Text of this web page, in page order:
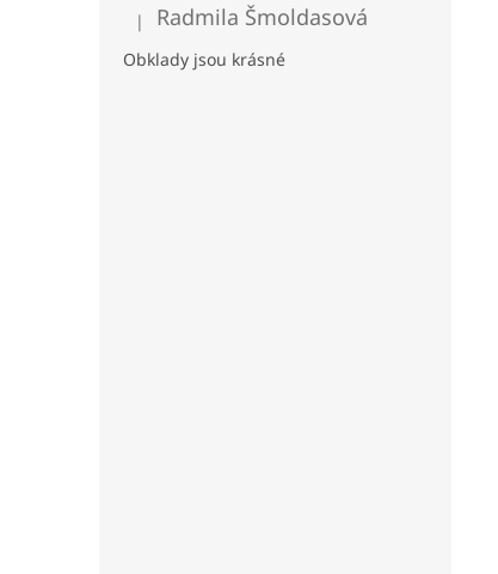
Hodnocení produktu je 5 z 5 hvězdiček.
| Radmila Šmoldasová
Obklady jsou krásné